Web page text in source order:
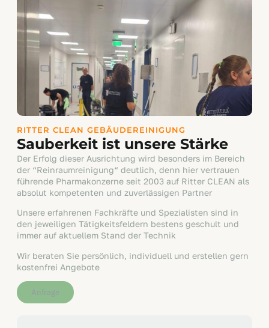
RITTER CLEAN GEBÄUDEREINIGUNG
Sauberkeit ist unsere Stärke
Der Erfolg dieser Ausrichtung wird besonders im Bereich
der “Reinraumreinigung“ deutlich, denn hier vertrauen
führende Pharmakonzerne seit 2003 auf Ritter CLEAN als
absolut kompetenten und zuverlässigen Partner
Unsere erfahrenen Fachkräfte und Spezialisten sind in
den jeweiligen Tätigkeitsfeldern bestens geschult und
immer auf aktuellem Stand der Technik
Wir beraten Sie persönlich, individuell und erstellen gern
kostenfrei Angebote
Anfrage